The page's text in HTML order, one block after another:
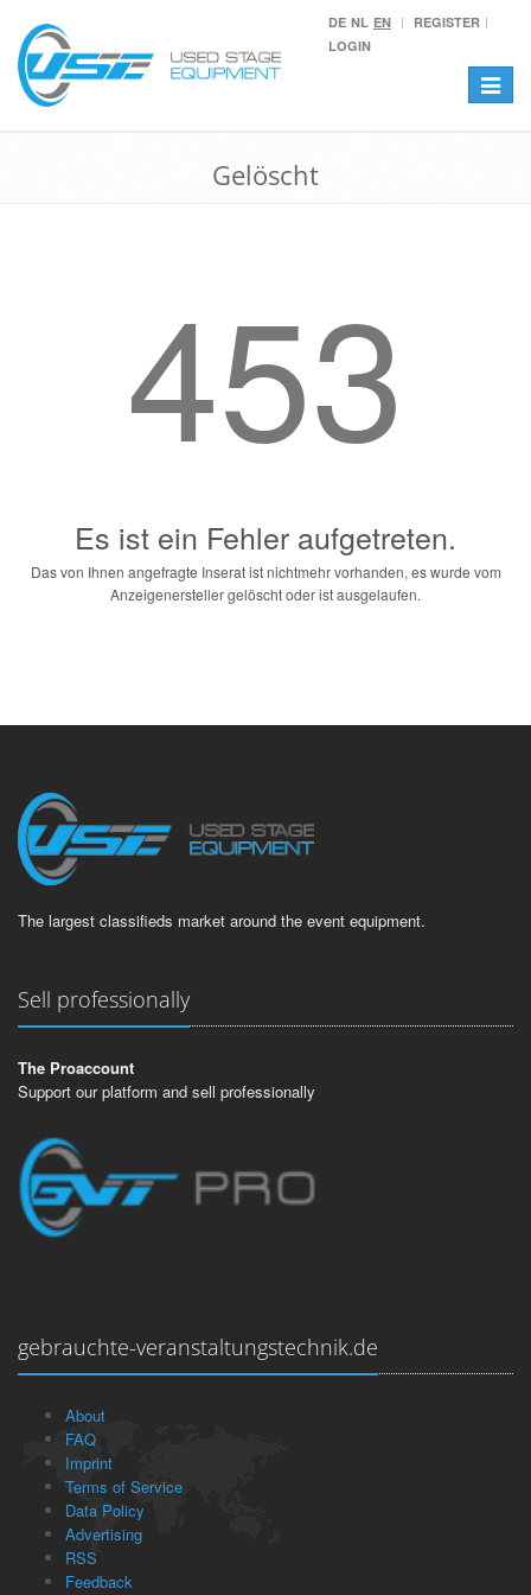
DE NL EN
REGISTER
LOGIN
Toggle
Gelöscht
453
Es ist ein Fehler aufgetreten.
Das von Ihnen angefragte Inserat ist nichtmehr vorhanden, es wurde vom
Anzeigenersteller gelöscht oder ist ausgelaufen.
The largest classifieds market around the event equipment.
Sell professionally
The Proaccount
Support our platform and sell professionally
gebrauchte-veranstaltungstechnik.de
About
FAQ
Imprint
Terms of Service
Data Policy
Advertising
RSS
Feedback